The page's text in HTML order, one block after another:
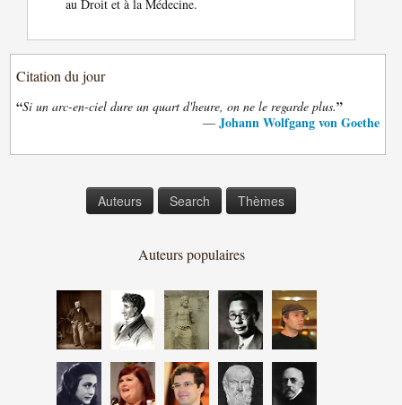
au Droit et à la Médecine.
Citation du jour
“Si un arc-en-ciel dure un quart d'heure, on ne le regarde plus.”
— Johann Wolfgang von Goethe
Auteurs Search Thèmes
Auteurs populaires